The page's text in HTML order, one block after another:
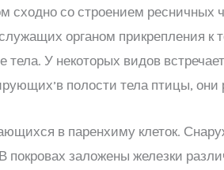
со строением ресничных
органом прикрепления
У некоторых видов
полости тела птицы,
в паренхиму клеток.
заложены железки